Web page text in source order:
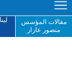
مقالات المؤسس
منصور عازار